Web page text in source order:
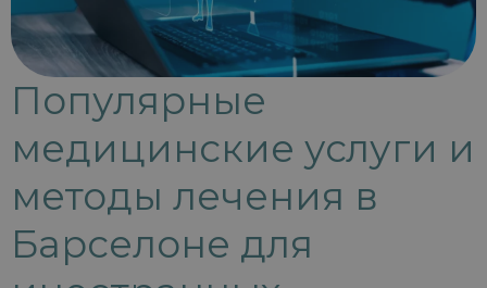
Популярные
медицинские услуги и
методы лечения в
Барселоне для